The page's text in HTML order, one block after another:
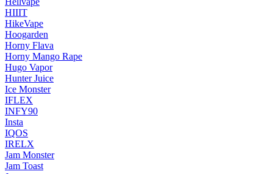
HIIIT
HikeVape
Hoogarden
Horny Flava
Horny Mango Rape
Hugo Vapor
Hunter Juice
Ice Monster
IFLEX
INFY90
Insta
IQOS
IRELX
Jam Monster
Jam Toast